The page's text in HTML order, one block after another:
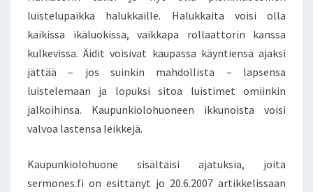
I
N
N
H
Ä
R
O
R
luistelupaikka halukkaille. Halukkaita voisi olla
kaikissa ikäluokissa, vaikkapa rollaattorin kanssa
kulkevissa. Äidit voisivat kaupassa käyntiensä ajaksi
jättää – jos suinkin mahdollista – lapsensa
luistelemaan ja lopuksi sitoa luistimet omiinkin
jalkoihinsa. Kaupunkiolohuoneen ikkunoista voisi
valvoa lastensa leikkejä.
Kaupunkiolohuone sisältäisi ajatuksia, joita
sermones.fi on esittänyt jo 20.6.2007 artikkelissaan